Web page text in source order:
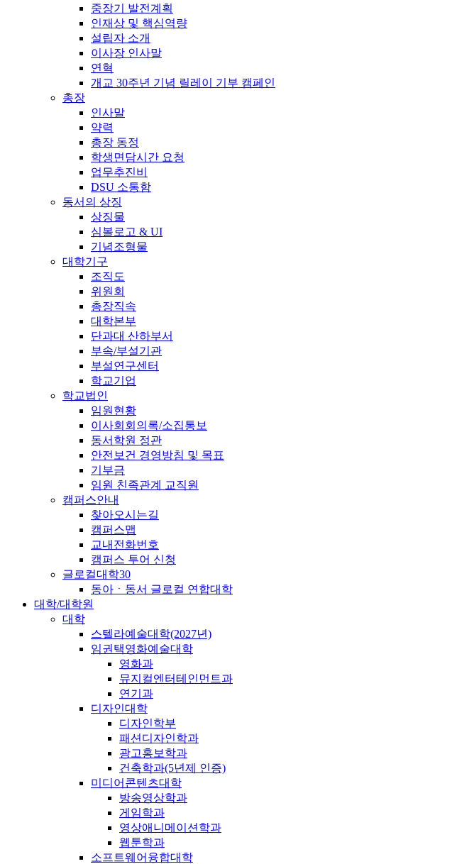
중장기 발전계획
인재상 및 핵심역량
설립자 소개
이사장 인사말
연혁
개교 30주년 기념 릴레이 기부 캠페인
총장
인사말
약력
총장 동정
학생면담시간 요청
업무추진비
DSU 소통함
동서의 상징
상징물
심볼로고 & UI
기념조형물
대학기구
조직도
위원회
총장직속
대학본부
단과대 산하부서
부속/부설기관
부설연구센터
학교기업
학교법인
임원현황
이사회회의록/소집통보
동서학원 정관
안전보건 경영방침 및 목표
기부금
임원 친족관계 교직원
캠퍼스안내
찾아오시는길
캠퍼스맵
교내전화번호
캠퍼스 투어 신청
글로컬대학30
동아ㆍ동서 글로컬 연합대학
대학/대학원
대학
스텔라예술대학(2027년)
임권택영화예술대학
영화과
뮤지컬엔터테인먼트과
연기과
디자인대학
디자인학부
패션디자인학과
광고홍보학과
건축학과(5년제 인증)
미디어콘텐츠대학
방송영상학과
게임학과
영상애니메이션학과
웹툰학과
소프트웨어융합대학